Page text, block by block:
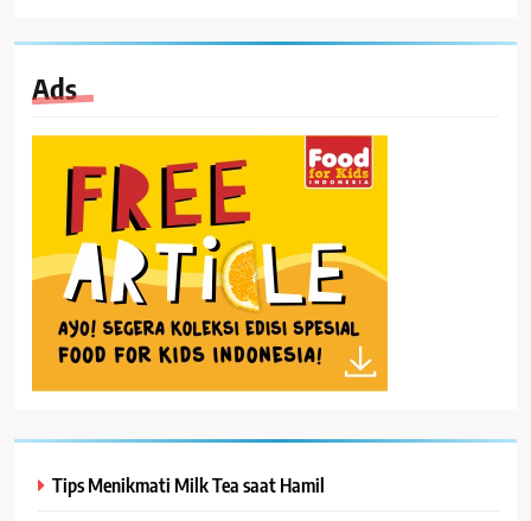
Ads
Tips Menikmati Milk Tea saat Hamil